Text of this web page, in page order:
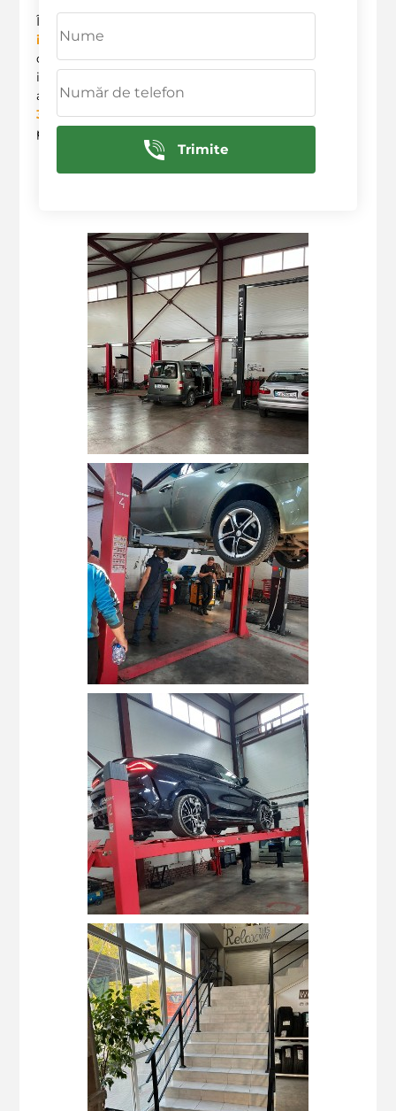
În concluzie, alegerea serviciului ideal pentru
inlocuire parbriz
dar, urmând acești pași, vei reuși să îți protejezi
investiția și să rămâi în
aștepta! Programează o întâlnire cu noi la
36 236sau vizitează site-ul nostruanvelopele.md
pentru a beneficia de cele mai bune
Deservim in urmatoarele raioane: Ciocana,
Trimite